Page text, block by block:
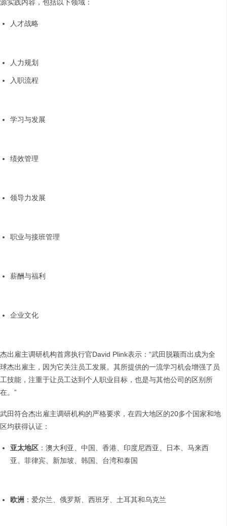
源实践内容，包括以下领域：
人才战略
人力规划
入职流程
学习与发展
绩效管理
领导力发展
职业与接班管理
薪酬与福利
企业文化
杰出雇主调研机构首席执行官David Plink表示：“武田脱颖而出成为全
球杰出雇主，因为它关注员工发展。其所提供的一流学习机会增强了员
工技能，注重于让员工达到个人职业目标，也是与其他公司的区别所
在。”
武田符合杰出雇主调研机构的严格要求，在四大地区的20多个国家和地
区均获得认证：
亚太地区 ：澳大利亚、中国、香港、印度尼西亚、日本、马来西
亚、菲律宾、新加坡、韩国、台湾和泰国
欧洲 ：爱尔兰、俄罗斯、西班牙、土耳其和乌克兰